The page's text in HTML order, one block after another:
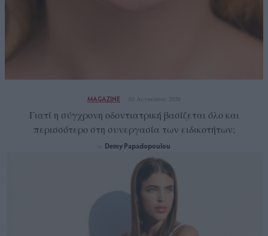
MAGAZINE 03 Αυγούστου 2026
Γιατί η σύγχρονη οδοντιατρική βασίζεται όλο και
περισσότερο στη συνεργασία των ειδικοτήτων;
Demy Papadopoulou